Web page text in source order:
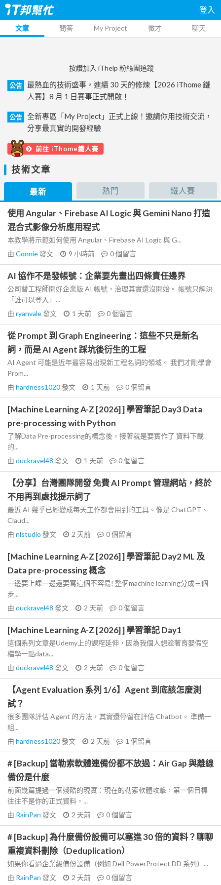
登入
文章 問答 My Project 徵才 聊天
按讚加入 iThelp 粉絲團追蹤
公告
最熱血的技術盛事，連續 30 天的修煉【2026 iThome 鐵
人賽】8 月 1 日賽事正式開啟！
公告
全新專區「My Project」正式上線！邀請你用技術交流，
分享最真實的開發經驗
前往 iThome鐵人賽
技術文章
最新 熱門 鐵人賽
使用 Angular、Firebase AI Logic 與 Gemini Nano 打造
混合式影像分析應用程式
本教學將示範如何使用 Angular、Firebase AI Logic 與 G...
由 Connie發文 9 小時前 0個留言
AI 協作不是發帳號：企業要先畫出四條責任邊界
公司替工程師開好企業版 AI 帳號，治理其實還沒開始。 帳號只解決
「誰可以登入」...
由 ryanvale發文 1 天前 0個留言
從 Prompt 到 Graph Engineering：這些不只是新名
詞，而是 AI Agent 踩坑後衍生的工程
AI Agent 可能是近年最容易出現新工程名詞的領域。 我們才剛學會
Prom...
由 hardness1020發文 1 天前 0個留言
[Machine Learning A-Z [2026] ] 學習筆記 Day3 Data
pre-processing with Python
了解Data Pre-processing的概念後，接著就是要實作了 資料下載
的...
由 duckravel48 發文 1 天前 0個留言
【分享】台灣團隊開發 免費 AI Prompt 管理網站，終於
不用再到處找提示詞了
最近 AI 幾乎已經變成每天工作都會用到的工具。像是 ChatGPT、
Claud...
由 nlstudio 發文 2 天前 0個留言
[Machine Learning A-Z [2026] ] 學習筆記 Day2 ML 及
Data pre-processing 概念
一邊要上課一邊還要寫這個不容易! 整個machine learning分成三個
步...
由 duckravel48 發文 2 天前 0個留言
[Machine Learning A-Z [2026] ] 學習筆記 Day1
這個系列文章是Udemy上的課程延伸，因為我個人想趁著育嬰假空
檔學一點data...
由 duckravel48 發文 2 天前 0個留言
【Agent Evaluation 系列 1/6】Agent 到底該怎麼測
試？
很多團隊評估 Agent 的方法，其實還停留在評估 Chatbot。 準備一
組...
由 hardness1020發文 2 天前 1 個留言
# [Backup] 當勒索軟體連備份都不放過：Air Gap 與離線
備份是什麼
前面幾篇提過一個殘酷的現實：現在的勒索軟體攻擊，第一個目標
往往不是你的正式資料，...
由 RainPan 發文 2 天前 0個留言
# [Backup] 為什麼備份設備可以塞進 30 倍的資料？聊聊
重複資料刪除（Deduplication）
如果你看過企業級備份設備（例如 Dell PowerProtect DD 系列）...
由 RainPan 發文 2 天前 0個留言